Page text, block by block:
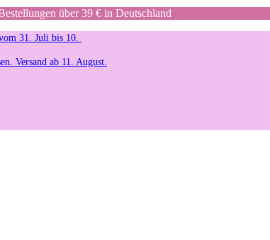
über 39 € in Deutschland
31. Juli bis 10.
Versand ab 11. August.